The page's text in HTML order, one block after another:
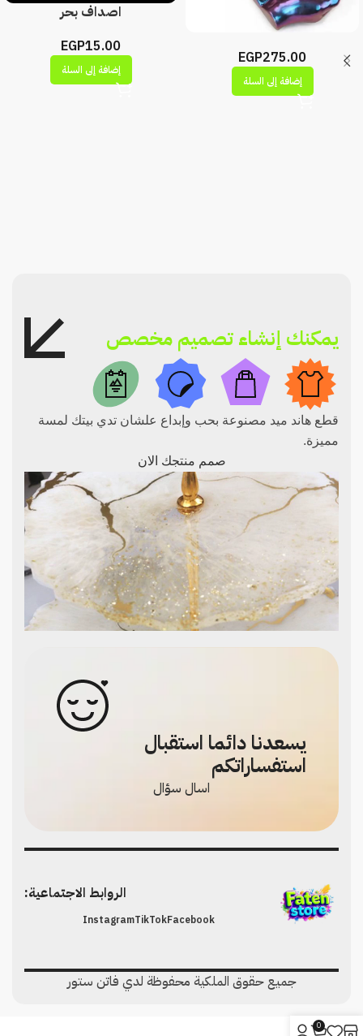
EGP275.00
إضافة إلى السلة
اصداف بحر
EGP15.00
إضافة إلى السلة
يمكنك إنشاء تصميم مخصص
قطع هاند ميد مصنوعة بحب وإبداع علشان تدي بيتك لمسة
مميزة.
صمم منتجك الان
يسعدنا دائما استقبال
استفساراتكم
اسال سؤال
الروابط الاجتماعية:
Facebook
TikTok
Instagram
جميع حقوق الملكية محفوظة لدي فاتن ستور
0